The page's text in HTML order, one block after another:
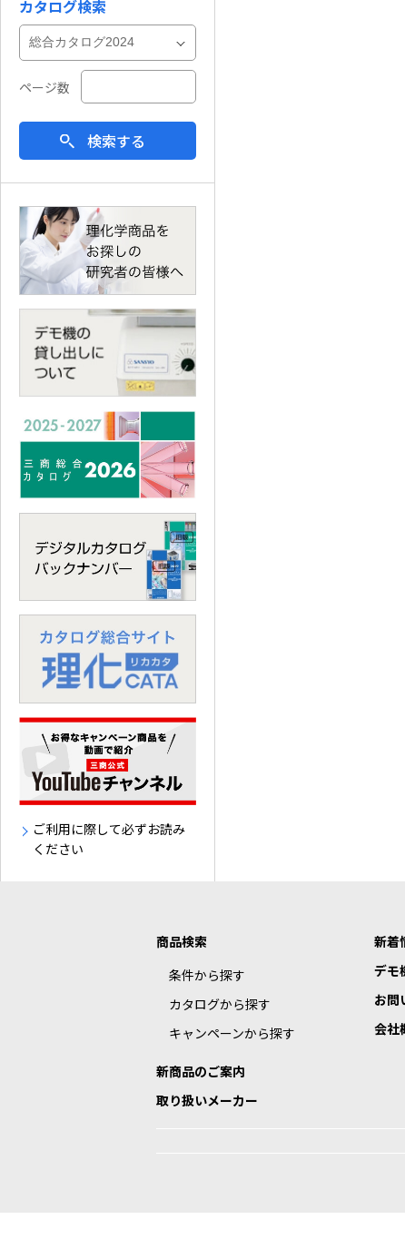
カタログ検索
ページ数
検索する
ご利用に際して必ずお読み
ください
商品検索
条件から探す
カタログから探す
キャンペーンから探す
新商品のご案内
取り扱いメーカー
新着
デモ
お問
会社